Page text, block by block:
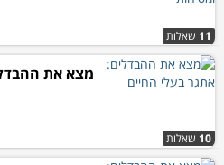
11 שאלות
10 שאלות
מצא את